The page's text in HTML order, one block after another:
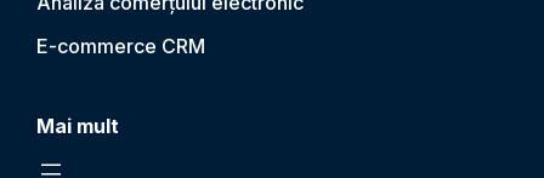
E-commerce CRM
Mai mult